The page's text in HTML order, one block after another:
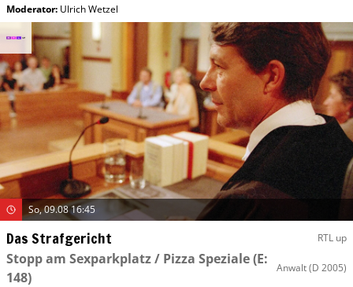
Moderator: Ulrich Wetzel
So, 09.08 16:45
Das Strafgericht RTL up
Stopp am Sexparkplatz / Pizza Speziale(E:
148)
Anwalt(D 2005)